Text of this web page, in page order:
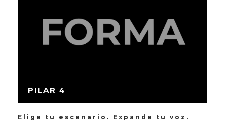
PILAR 4
Elige tu escenario. Expande tu voz.